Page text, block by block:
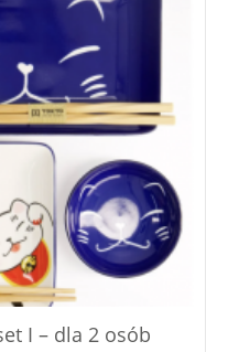
I – dla 2 osób